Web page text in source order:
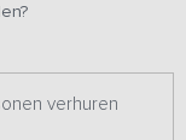
verhuren